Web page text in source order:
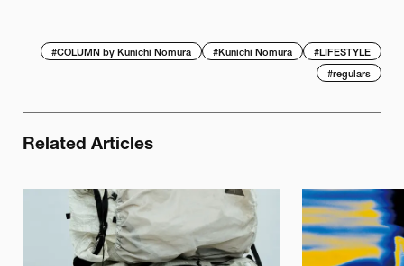
#COLUMN by Kunichi Nomura #Kunichi Nomura #LIFESTYLE
#regulars
Related Articles